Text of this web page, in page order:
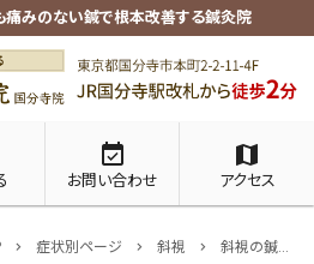
痛みのない鍼で根本改善する鍼灸院
event_available
お問い合わせ
map
アクセス
chevron_right 症状別ページ chevron_right 斜視 chevron_right 斜視の鍼灸施術について